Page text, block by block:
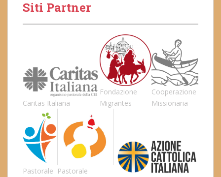
Siti Partner
Caritas Italiana
Fondazione
Migrantes
Cooperazione
Missionaria
Pastorale Pastorale